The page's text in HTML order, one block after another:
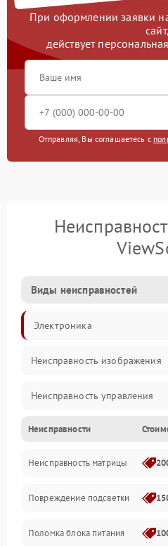
При оформлении заявки
сайт,
действует
Отправляя, Вы соглашаетесь с
Виды неисправностей
Электроника
Неисправность изображения
Неисправность управления
Неисправность интерфейсов
Прочие неисправности
Неисправность звука
Механические повреждения
Неисправности
Неисправность матрицы
Повреждение подсветки
Поломка блока питания